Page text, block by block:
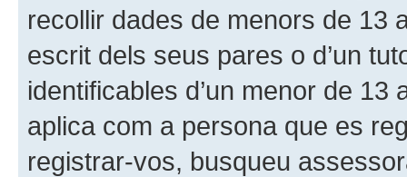
recollir dades de menors de 13
escrit dels seus pares o d’un
identificables d’un menor de
aplica com a persona que es
registrar-vos, busqueu